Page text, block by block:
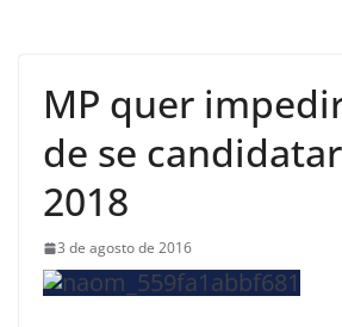
MP quer
de se
2018
3 de agosto de 2016